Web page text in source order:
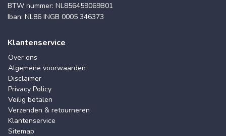
BTW nummer: NL856459069B01
Iban: NL86 INGB 0005 346373
Klantenservice
Over ons
Algemene voorwaarden
Disclaimer
Privacy Policy
Veilig betalen
Verzenden & retourneren
Klantenservice
Sitemap